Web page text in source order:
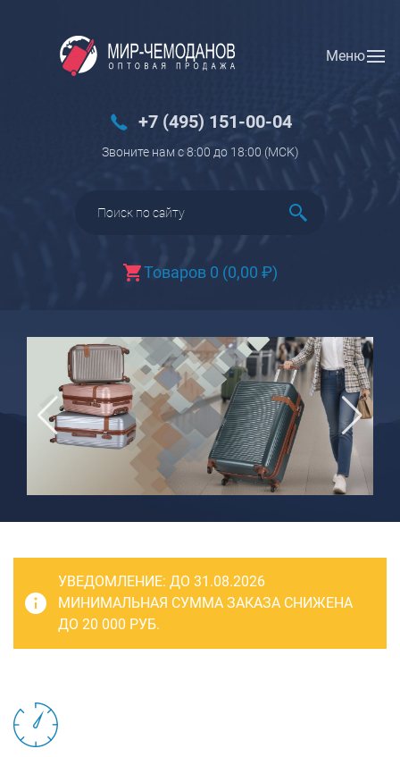
Меню
+7 (495) 151-00-04
Звоните нам с 8:00 до 18:00 (МCK)
Товаров 0 (0,00 ₽)
Вход Регистрация
Багаж
Чемоданы
Чемоданы детские
Пилоты на колесах
чемоданов
Бьюти-кейсы
САКВОЯЖИ
РАСПРОДАЖА
Сумки
Сумки колесные
Сумки спортивные
Сумки деловые
Сумки поясные
Сумки пляжные
УВЕДОМЛЕНИЕ: ДО 31.08.2026
МИНИМАЛЬНАЯ СУММА ЗАКАЗА СНИЖЕНА
ДО 20 000 РУБ.